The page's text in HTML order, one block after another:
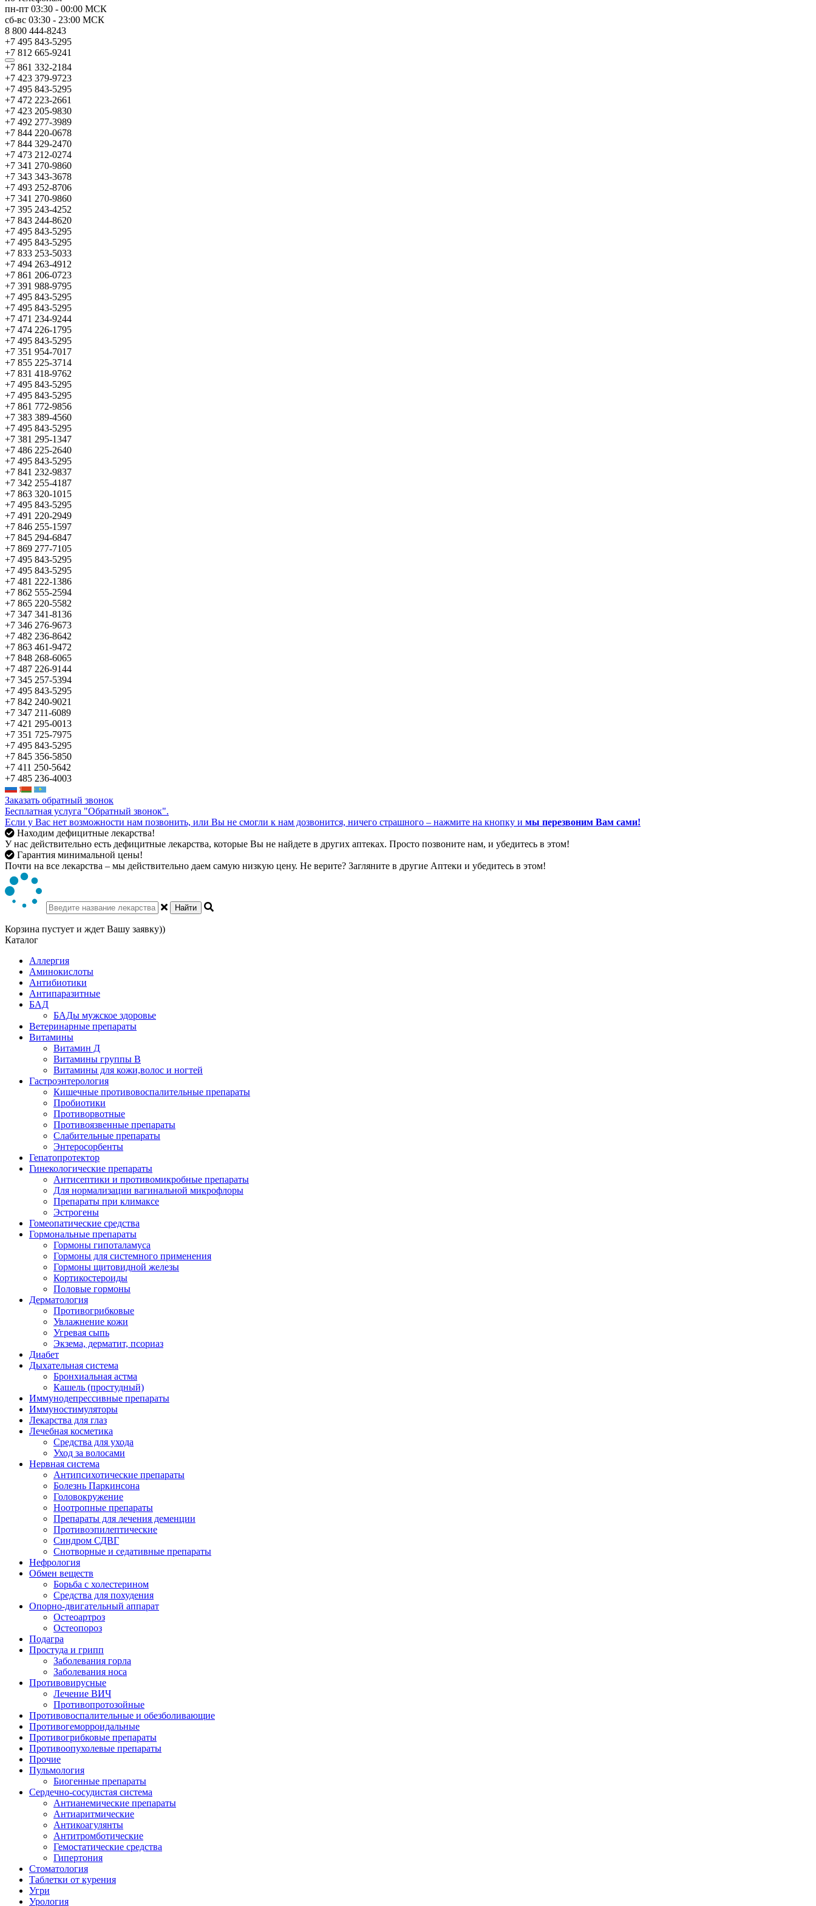
пн-пт 03:30 - 00:00 МСК
сб-вс 03:30 - 23:00 МСК
8 800 444-8243
+7 495 843-5295
+7 812 665-9241
+7 861 332-2184
+7 423 379-9723
+7 495 843-5295
+7 472 223-2661
+7 423 205-9830
+7 492 277-3989
+7 844 220-0678
+7 844 329-2470
+7 473 212-0274
+7 341 270-9860
+7 343 343-3678
+7 493 252-8706
+7 341 270-9860
+7 395 243-4252
+7 843 244-8620
+7 495 843-5295
+7 495 843-5295
+7 833 253-5033
+7 494 263-4912
+7 861 206-0723
+7 391 988-9795
+7 495 843-5295
+7 495 843-5295
+7 471 234-9244
+7 474 226-1795
+7 495 843-5295
+7 351 954-7017
+7 855 225-3714
+7 831 418-9762
+7 495 843-5295
+7 495 843-5295
+7 861 772-9856
+7 383 389-4560
+7 495 843-5295
+7 381 295-1347
+7 486 225-2640
+7 495 843-5295
+7 841 232-9837
+7 342 255-4187
+7 863 320-1015
+7 495 843-5295
+7 491 220-2949
+7 846 255-1597
+7 845 294-6847
+7 869 277-7105
+7 495 843-5295
+7 495 843-5295
+7 481 222-1386
+7 862 555-2594
+7 865 220-5582
+7 347 341-8136
+7 346 276-9673
+7 482 236-8642
+7 863 461-9472
+7 848 268-6065
+7 487 226-9144
+7 345 257-5394
+7 495 843-5295
+7 842 240-9021
+7 347 211-6089
+7 421 295-0013
+7 351 725-7975
+7 495 843-5295
+7 845 356-5850
+7 411 250-5642
+7 485 236-4003
Заказать обратный звонок
Бесплатная услуга "Обратный звонок".
Если у Вас нет возможности нам позвонить, или Вы не смогли к нам дозвонится, ничего страшного – нажмите на кнопку и мы перезвоним Вам сами!
Находим дефицитные лекарства!
У нас действительно есть дефицитные лекарства, которые Вы не найдете в других аптеках. Просто позвоните нам, и убедитесь в этом!
Гарантия минимальной цены!
Почти на все лекарства – мы действительно даем самую низкую цену. Не верите? Загляните в другие Аптеки и убедитесь в этом!
Найти
Корзина пустует и ждет Вашу заявку))
Каталог
Аллергия
Аминокислоты
Антибиотики
Антипаразитные
БАД
БАДы мужское здоровье
Ветеринарные препараты
Витамины
Витамин Д
Витамины группы В
Витамины для кожи,волос и ногтей
Гастроэнтерология
Кишечные противовоспалительные препараты
Пробиотики
Противорвотные
Противоязвенные препараты
Слабительные препараты
Энтеросорбенты
Гепатопротектор
Гинекологические препараты
Антисептики и противомикробные препараты
Для нормализации вагинальной микрофлоры
Препараты при климаксе
Эстрогены
Гомеопатические средства
Гормональные препараты
Гормоны гипоталамуса
Гормоны для системного применения
Гормоны щитовидной железы
Кортикостероиды
Половые гормоны
Дерматология
Противогрибковые
Увлажнение кожи
Угревая сыпь
Экзема, дерматит, псориаз
Диабет
Дыхательная система
Бронхиальная астма
Кашель (простудный)
Иммунодепрессивные препараты
Иммуностимуляторы
Лекарства для глаз
Лечебная косметика
Средства для ухода
Уход за волосами
Нервная система
Антипсихотические препараты
Болезнь Паркинсона
Головокружение
Ноотропные препараты
Препараты для лечения деменции
Противоэпилептические
Синдром СДВГ
Снотворные и седативные препараты
Нефрология
Обмен веществ
Борьба с холестерином
Средства для похудения
Опорно-двигательный аппарат
Остеоартроз
Остеопороз
Подагра
Простуда и грипп
Заболевания горла
Заболевания носа
Противовирусные
Лечение ВИЧ
Противопротозойные
Противовоспалительные и обезболивающие
Противогеморроидальные
Противогрибковые препараты
Противоопухолевые препараты
Прочие
Пульмология
Биогенные препараты
Сердечно-сосудистая система
Антианемические препараты
Антиаритмические
Антикоагулянты
Антитромботические
Гемостатические средства
Гипертония
Стоматология
Таблетки от курения
Угри
Урология